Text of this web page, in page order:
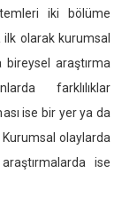
iki bölüme
ilk olarak kurumsal
araştırma
farklılıklar
ise bir yer ya da
olaylarda
ise